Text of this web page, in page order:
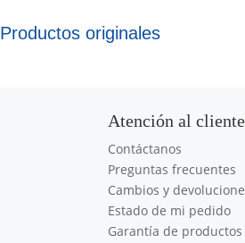
Productos originales
Atención al cliente
Contáctanos
Preguntas frecuentes
Cambios y
Estado de mi pedido
Garantía de productos